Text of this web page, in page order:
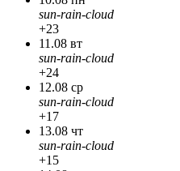
sun-rain-cloud
+23
11.08 вт
sun-rain-cloud
+24
12.08 ср
sun-rain-cloud
+17
13.08 чт
sun-rain-cloud
+15